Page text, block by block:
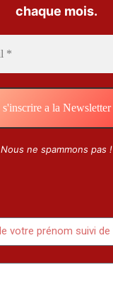
chaque mois.
Nous ne spammons pas !